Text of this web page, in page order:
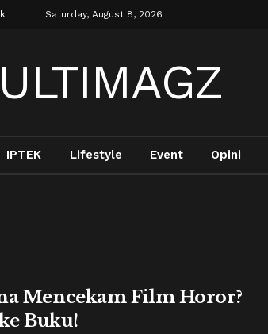
Saturday, August 8, 2026
IPTEK Lifestyle Event Opini
Mencekam Film Horor?
Buku!